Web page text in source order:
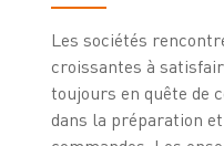
Les sociétés
croissantes à
toujours en quête de
dans la préparation